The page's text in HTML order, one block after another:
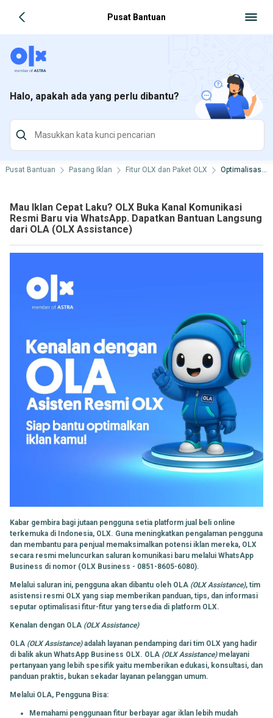
Pusat Bantuan
Halo, apakah ada yang perlu dibantu?
Pusat Bantuan Pasang Iklan Fitur OLX dan Paket OLX Optimalisasi Fitur OLX
Mau Iklan Cepat Laku? OLX Buka Kanal Komunikasi
Resmi Baru via WhatsApp. Dapatkan Bantuan Langsung
dari OLA (OLX Assistance)
Kabar gembira bagi jutaan pengguna setia platform jual beli online
terkemuka di Indonesia, OLX. Guna meningkatkan pengalaman pengguna
dan membantu para penjual memaksimalkan potensi iklan mereka, OLX
secara resmi meluncurkan saluran komunikasi baru melalui WhatsApp
Business di nomor (OLX Business - 0851-8605-6080).
Melalui saluran ini, pengguna akan dibantu oleh OLA (OLX Assistance), tim
asistensi resmi OLX yang siap memberikan panduan, tips, dan informasi
seputar optimalisasi fitur-fitur yang tersedia di platform OLX.
Kenalan dengan OLA (OLX Assistance)
OLA (OLX Assistance)adalah layanan pendamping dari tim OLX yang hadir
di balik akun WhatsApp Business OLX. OLA (OLX Assistance)melayani
pertanyaan yang lebih spesifik yaitu memberikan edukasi, konsultasi, dan
panduan praktis, bukan sekadar layanan pelanggan umum.
Melalui OLA, Pengguna Bisa:
Memahami penggunaan fitur berbayar agar iklan lebih mudah